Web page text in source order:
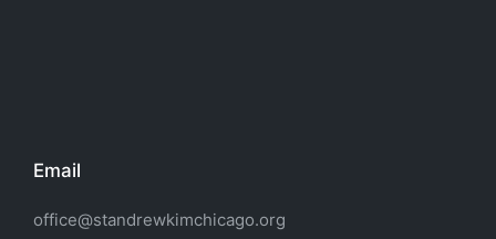
Email
office@standrewkimchicago.org